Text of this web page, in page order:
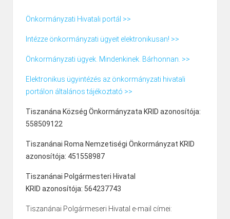
Önkormányzati Hivatali portál >>
Intézze önkormányzati ügyeit elektronikusan! >>
Önkormányzati ügyek. Mindenkinek. Bárhonnan. >>
Elektronikus ügyintézés az önkormányzati hivatali
portálon általános tájékoztató >>
Tiszanána Község Önkormányzata KRID azonosítója:
558509122
Tiszanánai Roma Nemzetiségi Önkormányzat KRID
azonosítója: 451558987
Tiszanánai Polgármesteri Hivatal
KRID azonosítója: 564237743
Tiszanánai Polgármeseri Hivatal e-mail címei: